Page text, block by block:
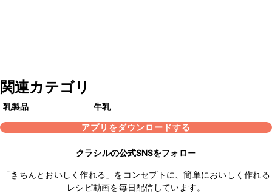
関連カテゴリ
乳製品
牛乳
アプリをダウンロードする
クラシルの公式SNSをフォロー
「きちんとおいしく作れる」をコンセプトに、簡単においしく作れる
レシピ動画を毎日配信しています。